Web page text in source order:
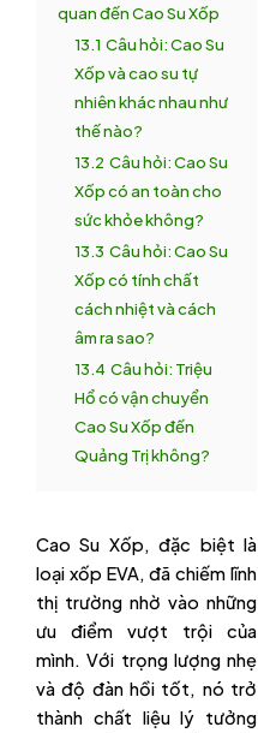
quan đến Cao Su Xốp
13.1 Câu hỏi: Cao Su
Xốp và cao su tự
nhiên khác nhau như
thế nào?
13.2 Câu hỏi: Cao Su
Xốp có an toàn cho
sức khỏe không?
13.3 Câu hỏi: Cao Su
Xốp có tính chất
cách nhiệt và cách
âm ra sao?
13.4 Câu hỏi: Triệu
Hổ có vận chuyển
Cao Su Xốp đến
Quảng Trị không?
Cao Su Xốp, đặc biệt là
loại xốp EVA, đã chiếm lĩnh
thị trường nhờ vào những
ưu điểm vượt trội của
mình. Với trọng lượng nhẹ
và độ đàn hồi tốt, nó trở
thành chất liệu lý tưởng